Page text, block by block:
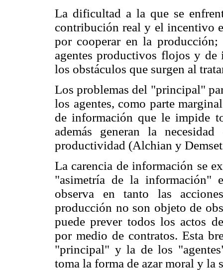
La dificultad a la que se
contribución real y el incentivo
por cooperar en la
agentes productivos flojos y de
los obstáculos que surgen al
Los problemas del "principal"
los agentes, como parte
de información que le impide
además generan la
productividad (Alchian y
La carencia de información se
"asimetría de la información"
observa en tanto las
producción no son objeto de
puede prever todos los actos
por medio de contratos. Esta
"principal" y la de los
toma la forma de azar moral y la